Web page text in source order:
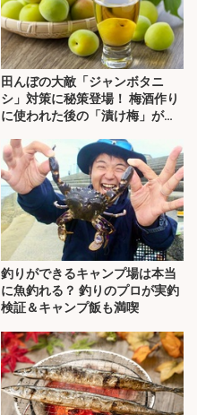
田んぼの大敵「ジャンボタニ
シ」対策に秘策登場！ 梅酒作り
に使われた後の「漬け梅」が効
釣りができるキャンプ場は本当
に魚釣れる？ 釣りのプロが実釣
検証＆キャンプ飯も満喫